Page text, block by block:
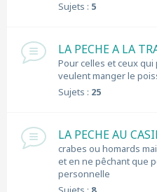
Sujets : 5
LA PECHE A LA
Pour celles et ceux
veulent manger le
Sujets : 25
LA PECHE AU
crabes ou homards
et en ne pêchant que
personnelle